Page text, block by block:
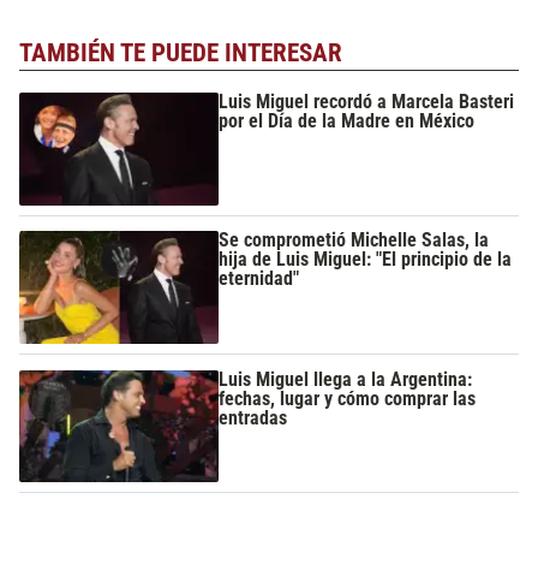
TAMBIÉN TE PUEDE INTERESAR
Luis Miguel recordó a Marcela Basteri
por el Día de la Madre en México
Se comprometió Michelle Salas, la
hija de Luis Miguel: "El principio de la
eternidad"
Luis Miguel llega a la Argentina:
fechas, lugar y cómo comprar las
entradas